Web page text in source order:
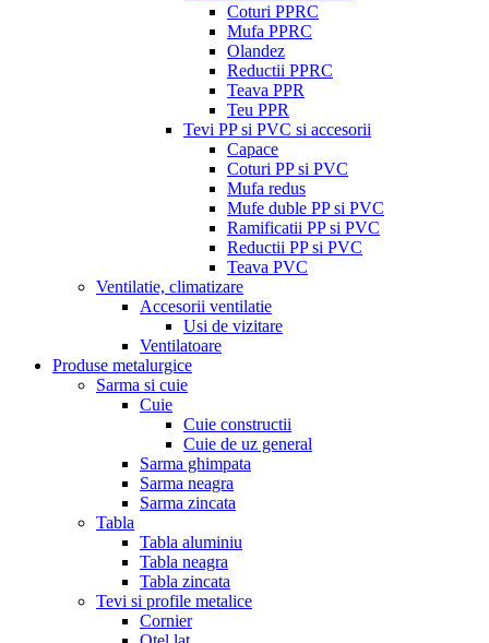
Coturi PPRC
Mufa PPRC
Olandez
Reductii PPRC
Teava PPR
Teu PPR
Tevi PP si PVC si accesorii
Capace
Coturi PP si PVC
Mufa redus
Mufe duble PP si PVC
Ramificatii PP si PVC
Reductii PP si PVC
Teava PVC
Ventilatie, climatizare
Accesorii ventilatie
Usi de vizitare
Ventilatoare
Produse metalurgice
Sarma si cuie
Cuie
Cuie constructii
Cuie de uz general
Sarma ghimpata
Sarma neagra
Sarma zincata
Tabla
Tabla aluminiu
Tabla neagra
Tabla zincata
Tevi si profile metalice
Cornier